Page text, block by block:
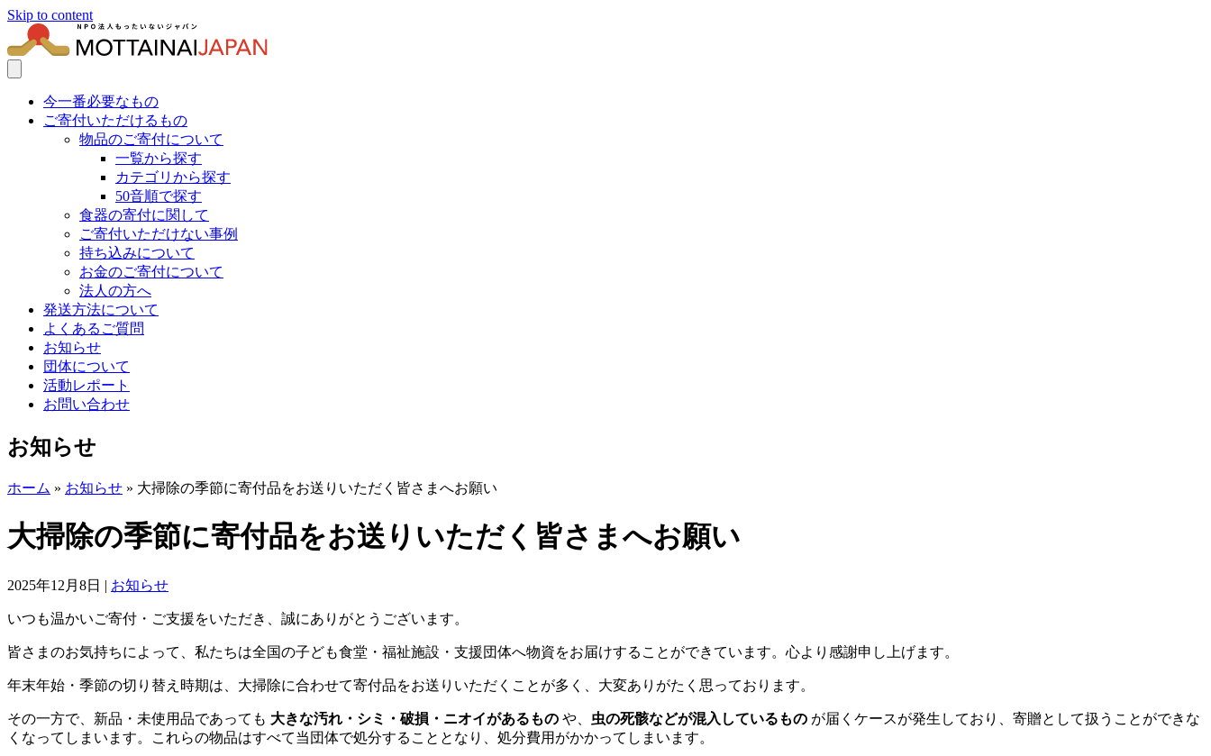
Skip to content
今一番必要なもの
ご寄付いただけるもの
物品のご寄付について
一覧から探す
カテゴリから探す
50音順で探す
食器の寄付に関して
ご寄付いただけない事例
持ち込みについて
お金のご寄付について
法人の方へ
発送方法について
よくあるご質問
お知らせ
団体について
活動レポート
お問い合わせ
お知らせ
ホーム » お知らせ » 大掃除の季節に寄付品をお送りいただく皆さまへお願い
大掃除の季節に寄付品をお送りいただく皆さまへお願い
2025年12月8日 | お知らせ
いつも温かいご寄付・ご支援をいただき、誠にありがとうございます。
皆さまのお気持ちによって、私たちは全国の子ども食堂・福祉施設・支援団体へ物資をお届けすることができています。心より感謝申し上げます。
年末年始・季節の切り替え時期は、大掃除に合わせて寄付品をお送りいただくことが多く、大変ありがたく思っております。
その一方で、新品・未使用品であっても 大きな汚れ・シミ・破損・ニオイがあるもの や、 虫の死骸などが混入しているもの が届くケースが発生しており、寄贈として扱うことができな
くなってしまいます。これらの物品はすべて当団体で処分することとなり、処分費用がかかってしまいます。